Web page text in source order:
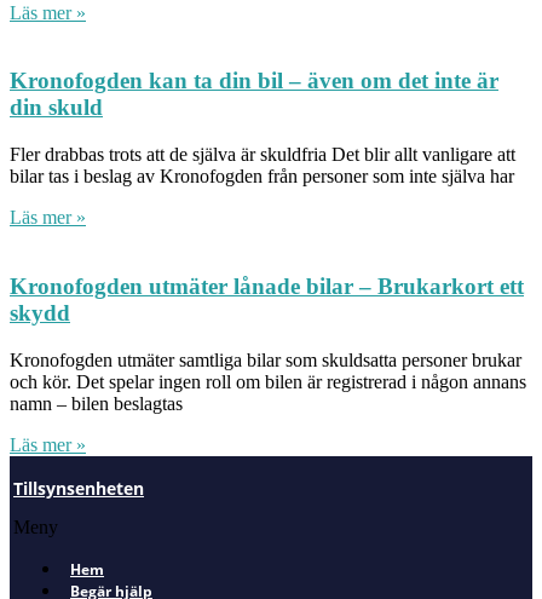
Läs mer »
Kronofogden kan ta din bil – även om det inte är
din skuld
Fler drabbas trots att de själva är skuldfria Det blir allt vanligare att
bilar tas i beslag av Kronofogden från personer som inte själva har
Läs mer »
Kronofogden utmäter lånade bilar – Brukarkort ett
skydd
Kronofogden utmäter samtliga bilar som skuldsatta personer brukar
och kör. Det spelar ingen roll om bilen är registrerad i någon annans
namn – bilen beslagtas
Läs mer »
Tillsynsenheten
Meny
Hem
Begär hjälp